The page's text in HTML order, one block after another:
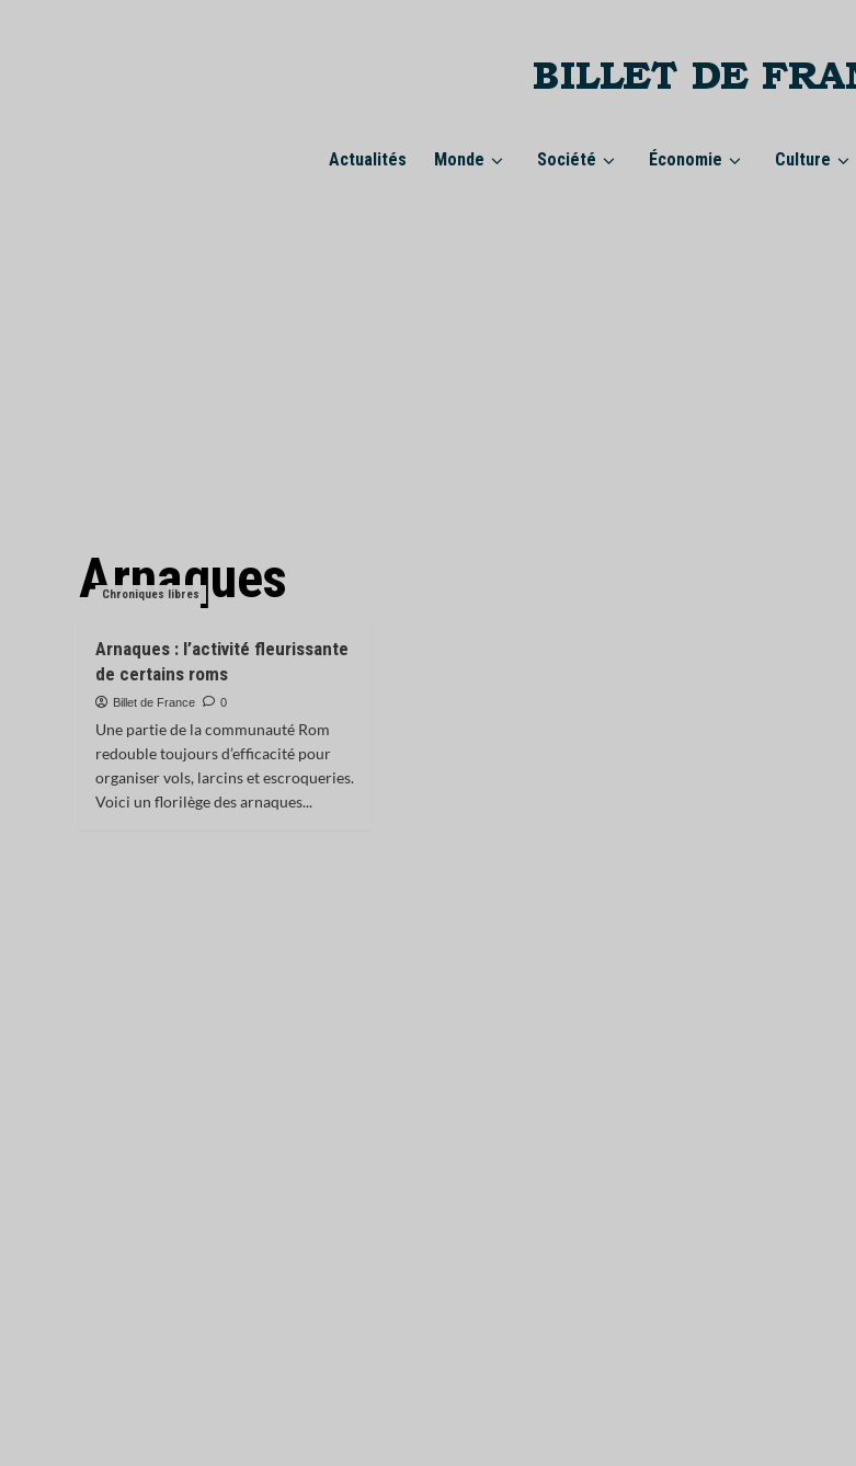
Actualités Monde Société Économie Culture
Arnaques
Chroniques libres
Arnaques : l’activité fleurissante
de certains roms
Billet de France 0
Une partie de la communauté Rom
redouble toujours d’efficacité pour
organiser vols, larcins et escroqueries.
Voici un florilège des arnaques...